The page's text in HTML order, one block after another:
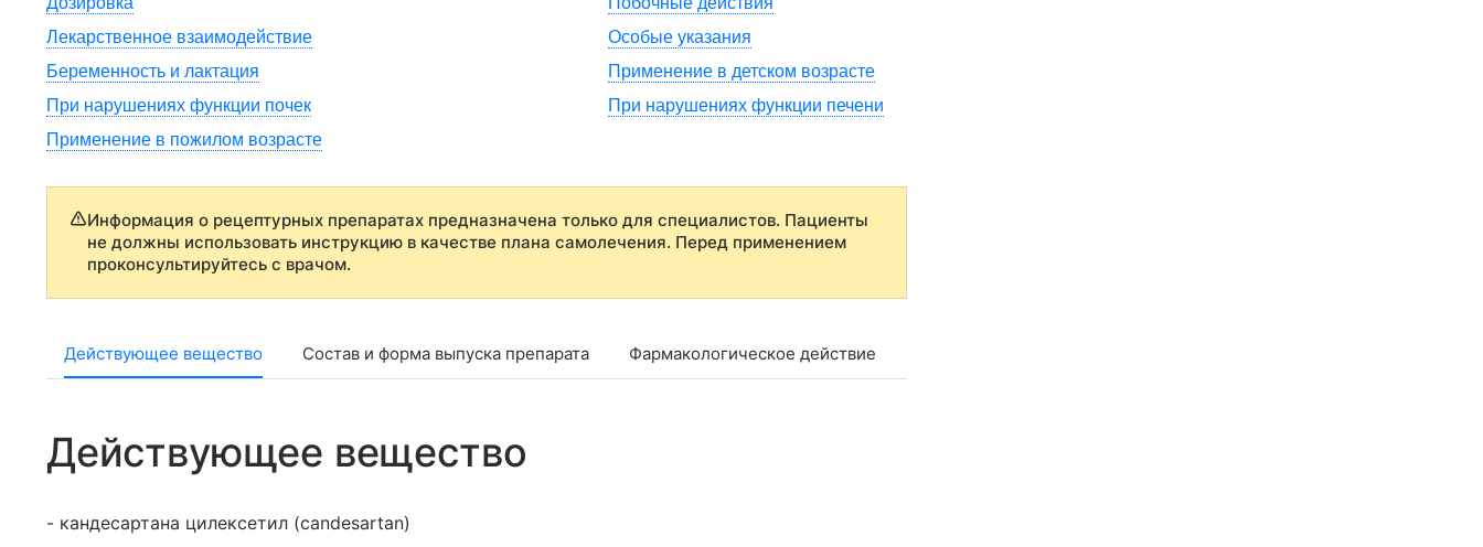
Лекарственное взаимодействие
Особые указания
Беременность и лактация
Применение в детском возрасте
При нарушениях функции почек
При нарушениях функции печени
Применение в пожилом возрасте
Информация о рецептурных препаратах предназначена только для специалистов. Пациенты
не должны использовать инструкцию в качестве плана самолечения. Перед применением
проконсультируйтесь с врачом.
Действующее вещество Состав и форма выпуска препарата Фармакологическое действие
Действующее вещество
- кандесартана цилексетил (candesartan)